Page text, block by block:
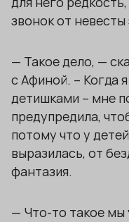
звонок от
— Такое дело, —
с Афиной. – Когда
детишками – мне
предупредила,
потому что у
выразилась, от
фантазия.
— Что-то такое мы